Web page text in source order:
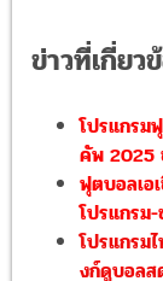
ข่าวที่เกี่ยว
โปรแกรม
คัพ 2025
ฟุตบอลเอ
โปรแกรม
โปรแกรม
งก์ดูบอลส